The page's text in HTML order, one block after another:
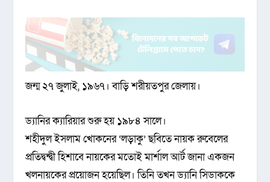
জন্ম ২৭ জুলাই, ১৯৬৭। বাড়ি শরীয়তপুর জেলায়।
ড্যানির ক্যারিয়ার শুরু হয় ১৯৮৪ সালে।
শহীদুল ইসলাম খোকনের ‘লড়াকু’ ছবিতে নায়ক রুবেলের
প্রতিদ্বন্দ্বী হিশাবে নায়কের মতোই মার্শাল আর্ট জানা একজন
খলনায়কের প্রয়োজন হয়েছিল। তিনি তখন ড্যানি সিডাককে